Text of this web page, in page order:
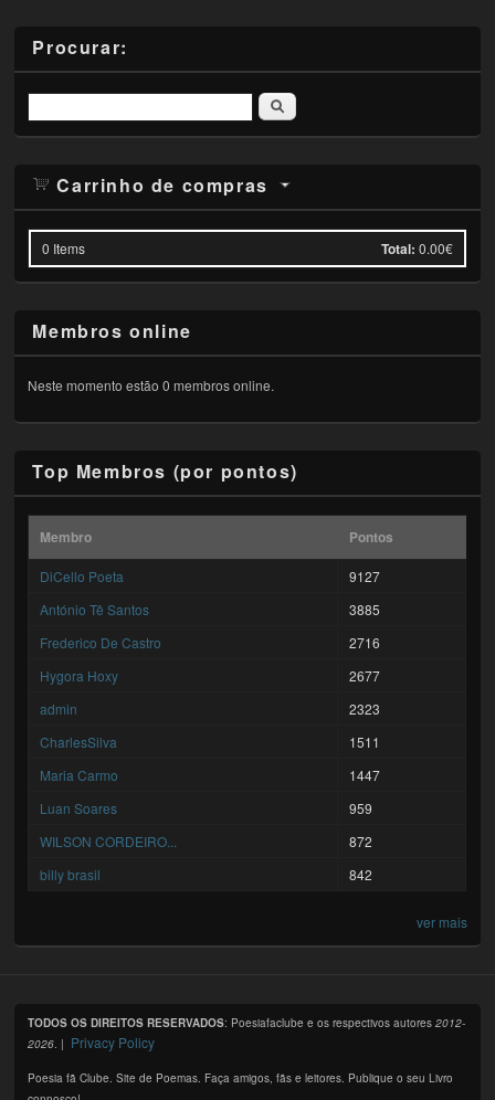
Procurar:
Pesquisar
Carrinho de compras
0 Items Total: 0.00€
Membros online
Neste momento estão 0 membros online.
Top Membros (por pontos)
Membro Pontos
DiCello Poeta
9127
António Tê Santos
3885
Frederico De Castro
2716
Hygora Hoxy
2677
admin
2323
CharlesSilva
1511
Maria Carmo
1447
Luan Soares
959
WILSON CORDEIRO...
872
billy brasil
842
ver mais
TODOS OS DIREITOS RESERVADOS: Poesiafaclube e os respectivos autores2012-
2026. | Privacy Policy
Poesia fã Clube. Site de Poemas. Faça amigos, fãs e leitores. Publique o seu Livro